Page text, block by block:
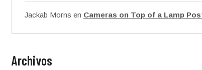
Jackab Morns en Cameras on Top of a Lamp
Archivos